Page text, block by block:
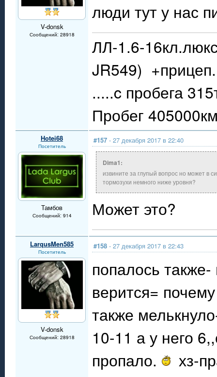
V-donsk
Сообщений: 28918
люди тут у нас
ЛЛ-1.6-
JR549) +прицеп.
.....c пробега
Пробег
Hotei68
Посетитель
Тамбов
Сообщений: 914
#157 - 27 декабря 2017 в 22:40
Dima1:
извините за глупый вопрос но может в
тормозухи немного ниже уровня?
Может это?
LarqusMen585
Посетитель
V-donsk
Сообщений: 28918
#158 - 27 декабря 2017 в 22:43
попалось
верится=
также
10-11 а у него
пропало.
хз-